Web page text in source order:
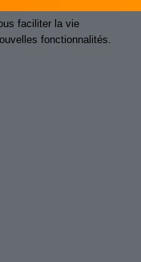
faciliter la vie
fonctionnalités.